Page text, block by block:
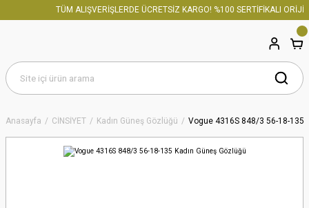
TÜM ALIŞVERİŞLERDE ÜCRETSİZ KARGO! %100 SERTİFİKALI
Anasayfa CİNSİYET Kadın Güneş Gözlüğü Vogue 4316S 848/3 56-18-135